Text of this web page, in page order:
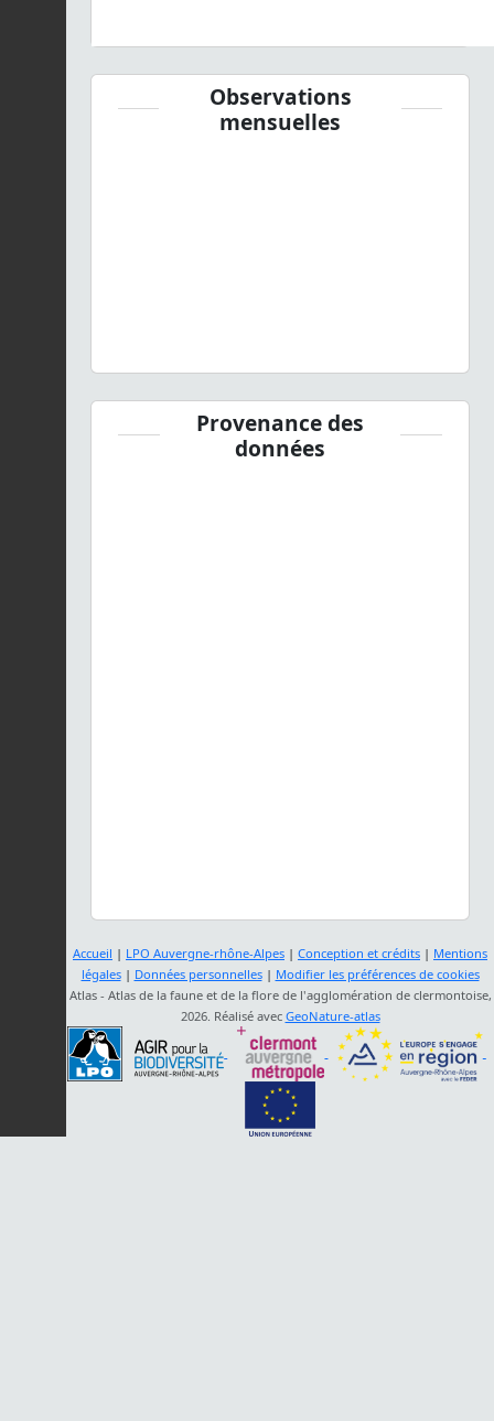
Observations
mensuelles
Provenance des
données
Accueil | LPO Auvergne-rhône-Alpes | Conception et crédits | Mentions
légales| Données personnelles| Modifier les préférences de cookies
Atlas - Atlas de la faune et de la flore de l'agglomération de clermontoise,
2026. Réalisé avec GeoNature-atlas